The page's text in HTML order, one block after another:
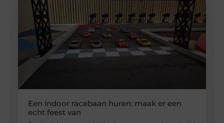
Een indoor racebaan huren: maak er een
echt feest van